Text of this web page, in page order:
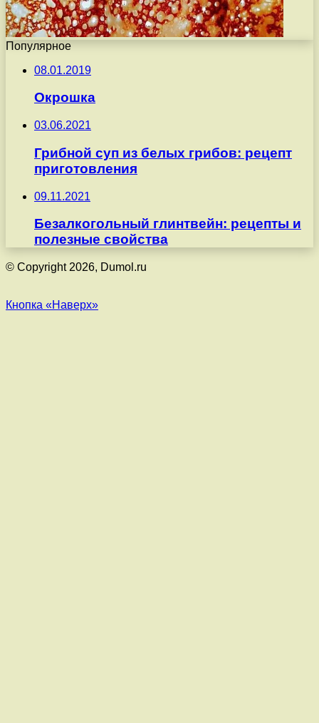
Популярное
08.01.2019
Окрошка
03.06.2021
Грибной суп из белых грибов: рецепт
приготовления
09.11.2021
Безалкогольный глинтвейн: рецепты и
полезные свойства
© Copyright 2026, Dumol.ru
Кнопка «Наверх»